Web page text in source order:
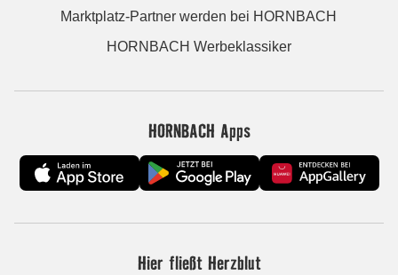
Marktplatz-Partner werden bei HORNBACH
HORNBACH Werbeklassiker
HORNBACH Apps
Hier fließt Herzblut